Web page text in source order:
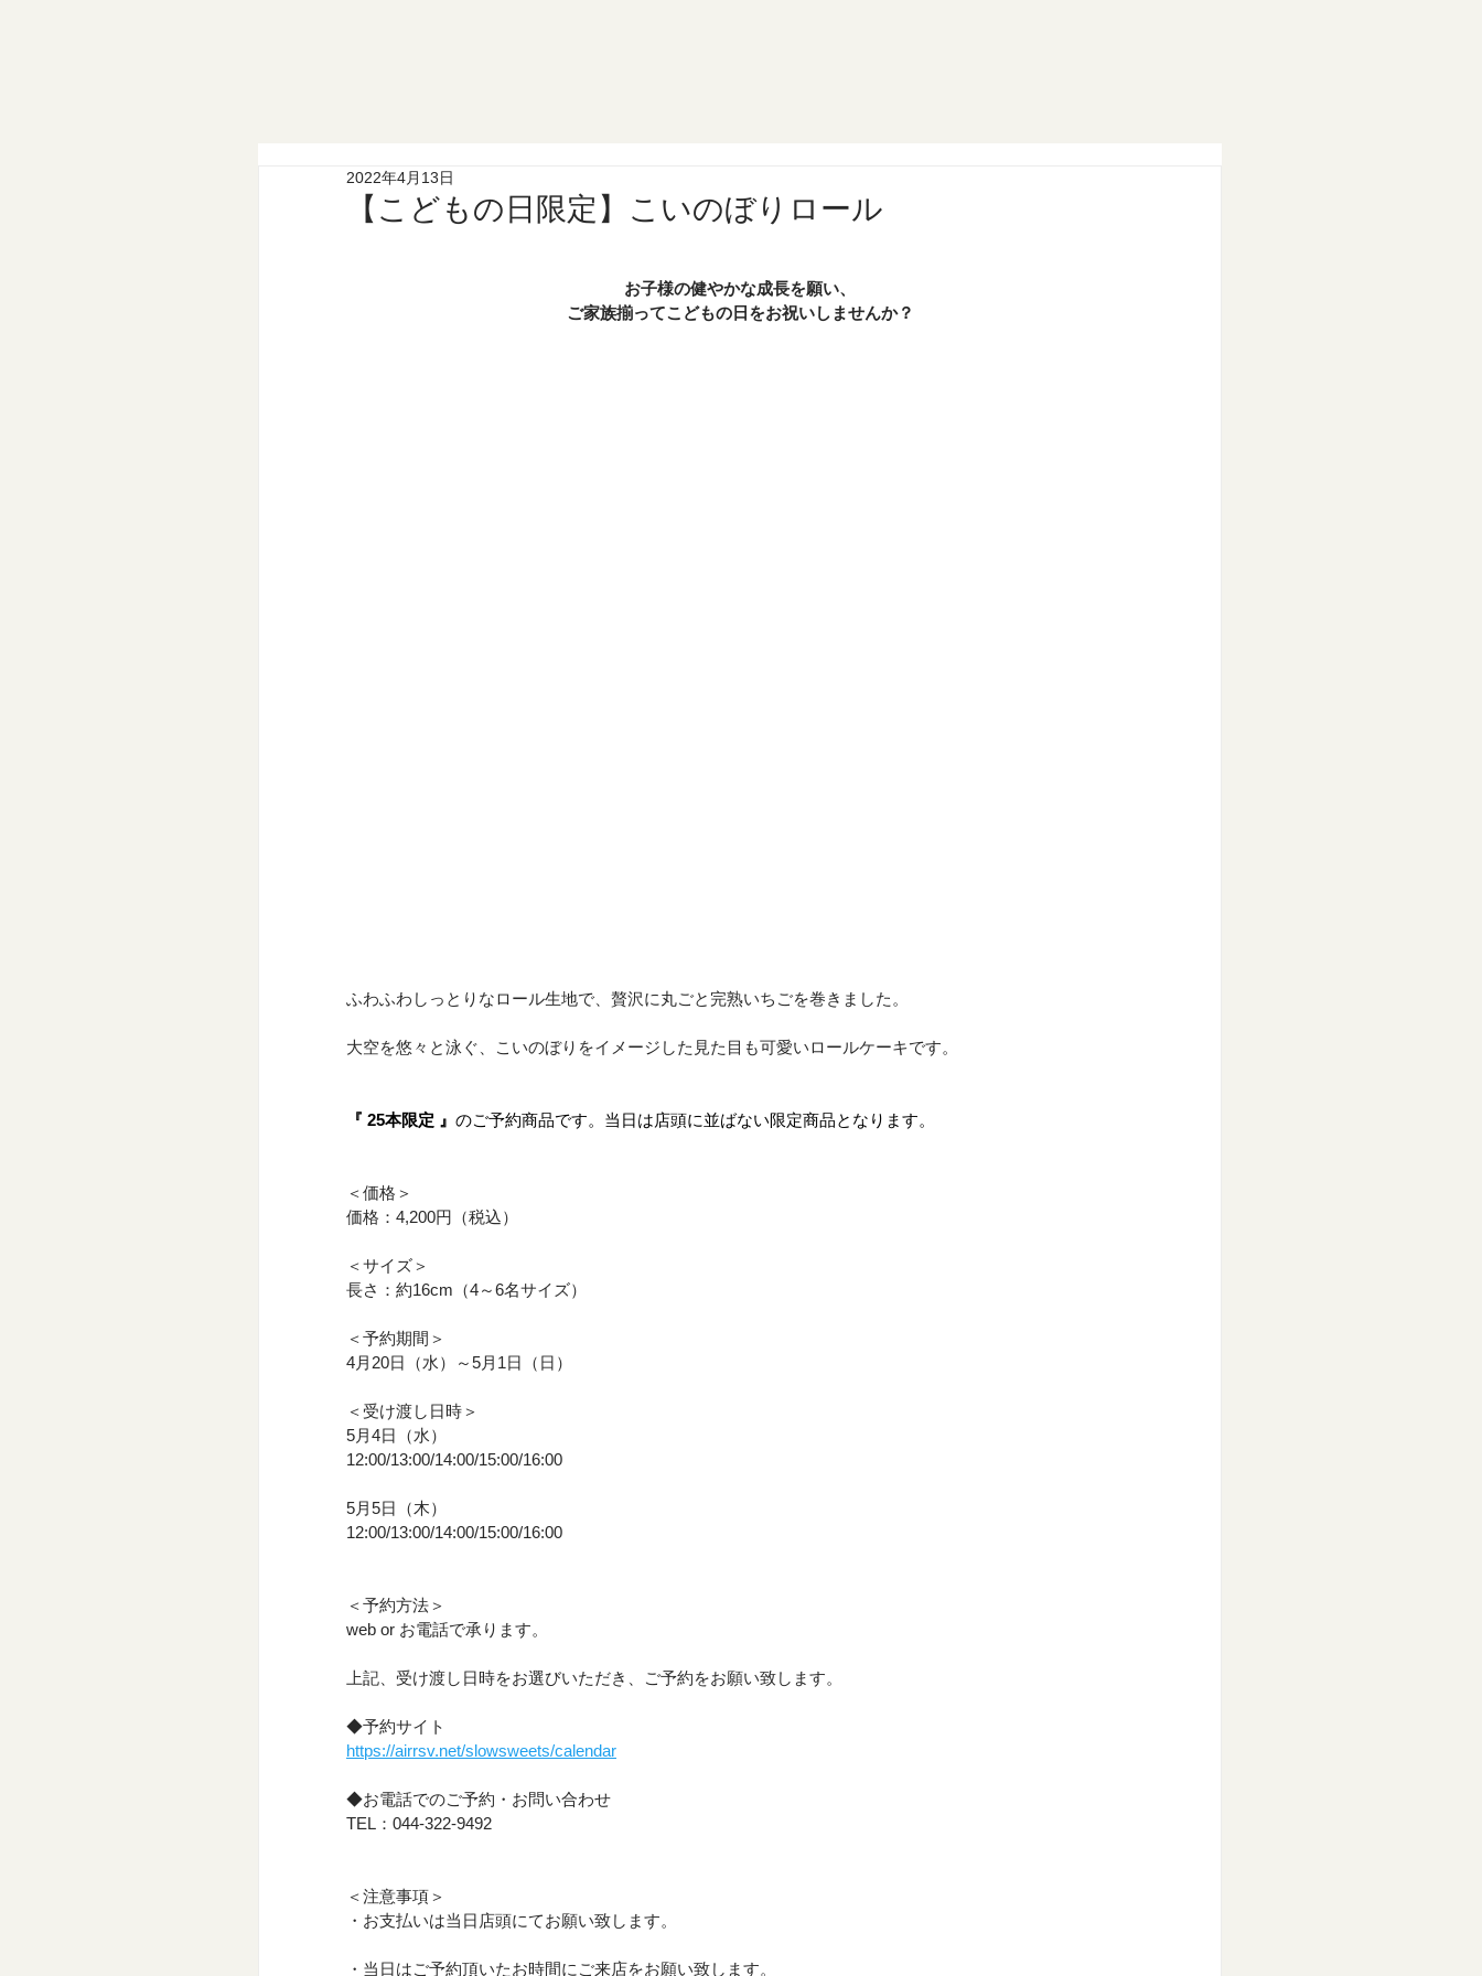
【こどもの日限定】こいのぼりロール
2022年4月13日
お子様の健やかな成長を願い、
ご家族揃ってこどもの日をお祝いしませんか？
ふわふわしっとりなロール生地で、贅沢に丸ごと完熟いちごを巻きました。
大空を悠々と泳ぐ、こいのぼりをイメージした見た目も可愛いロールケーキです。
『 25本限定 』 のご予約商品です。当日は店頭に並ばない限定商品となります。
＜価格＞
価格：4,200円（税込）
＜サイズ＞
長さ：約16cm（4～6名サイズ）
＜予約期間＞
4月20日（水）～5月1日（日）
＜受け渡し日時＞
5月4日（水）
12:00/13:00/14:00/15:00/16:00
5月5日（木）
12:00/13:00/14:00/15:00/16:00
＜予約方法＞
web or お電話で承ります。
上記、受け渡し日時をお選びいただき、ご予約をお願い致します。
◆予約サイト
https://airrsv.net/slowsweets/calendar
◆お電話でのご予約・お問い合わせ
TEL：044-322-9492
＜注意事項＞
・お支払いは当日店頭にてお願い致します。
・当日はご予約頂いたお時間にご来店をお願い致します。